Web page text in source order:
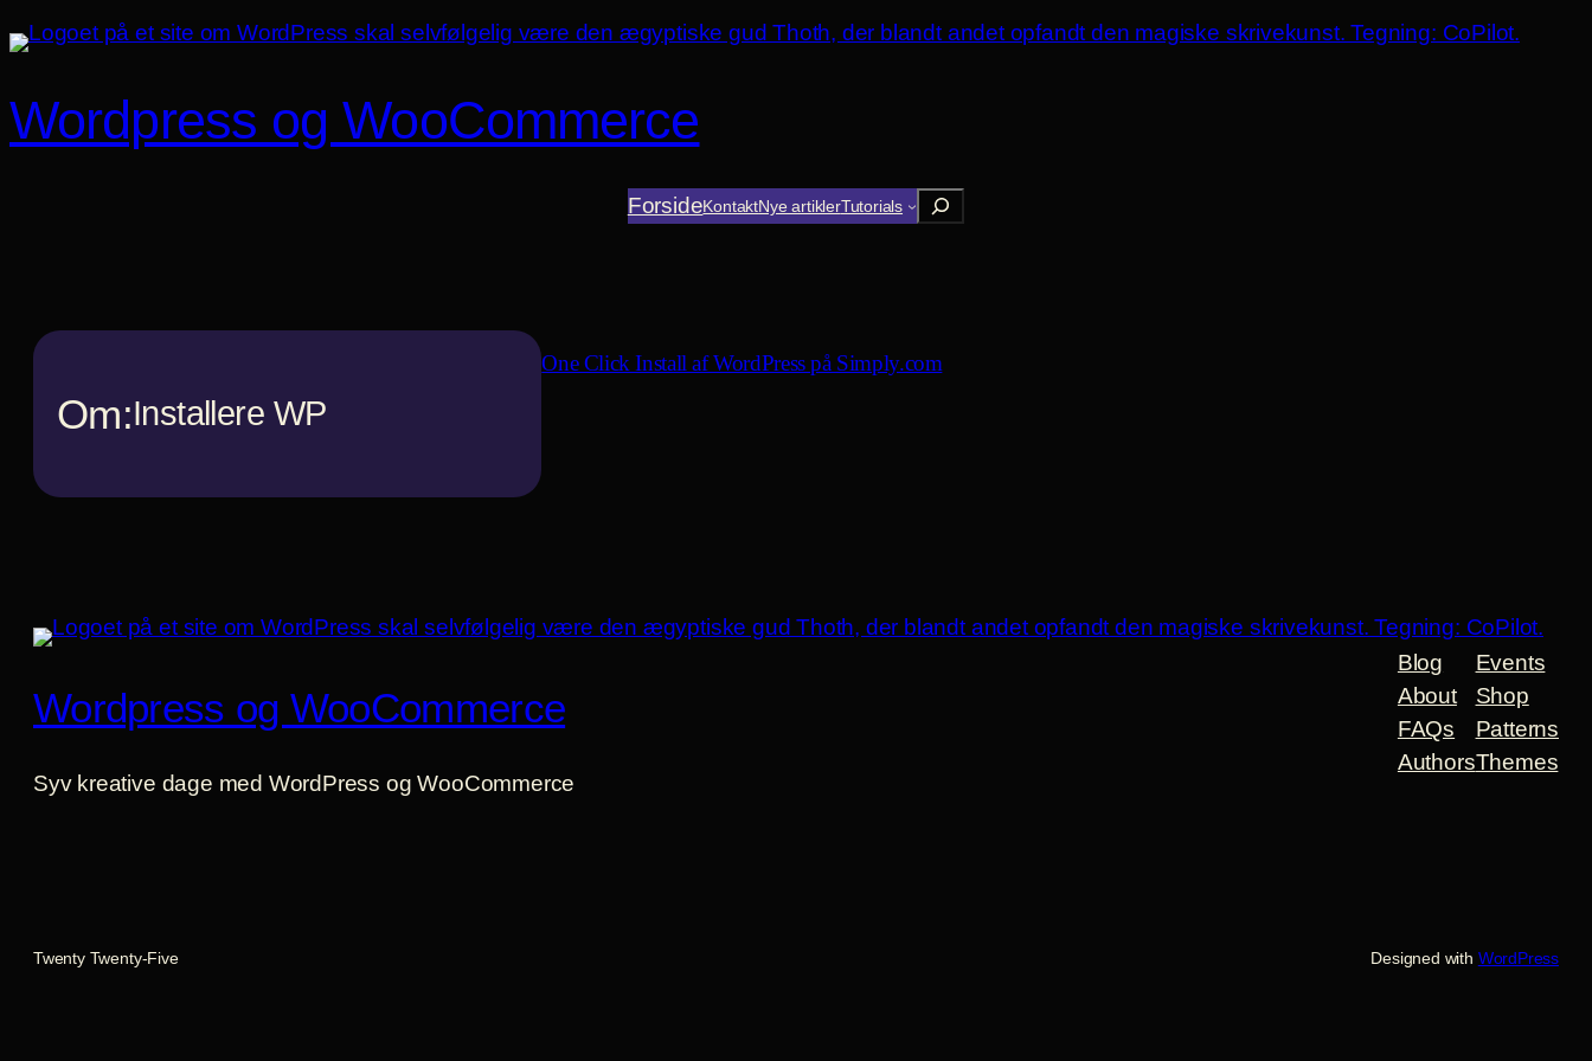
Spring
til
Wordpress og WooCommerce
ForsideKontaktNye artiklerTutorials Søg
Om:Installere WP
One Click Install af WordPress på Simply.com
Wordpress og WooCommerce
Syv kreative dage med WordPress og WooCommerce
Blog
About
FAQs
Authors
Events
Shop
Patterns
Themes
Twenty Twenty-Five Designed with WordPress